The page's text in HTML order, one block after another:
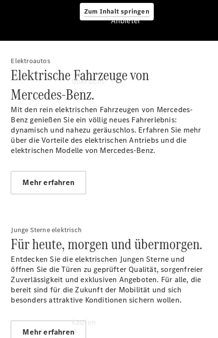
Zum Inhalt springen
Übersicht
Beratung
vereinbaren
Kaufen
Anbieter
Elektroautos
Elektrische Fahrzeuge von
Mercedes-Benz.
Mit den rein elektrischen Fahrzeugen von Mercedes-
Benz genießen Sie ein völlig neues Fahrerlebnis:
dynamisch und nahezu geräuschlos. Erfahren Sie mehr
über die Vorteile des elektrischen Antriebs und die
elektrischen Modelle von Mercedes-Benz.
Mehr erfahren
Junge Sterne elektrisch
Für heute, morgen und übermorgen.
Entdecken Sie die elektrischen Jungen Sterne und
öffnen Sie die Türen zu geprüfter Qualität, sorgenfreier
Zuverlässigkeit und exklusiven Angeboten. Für alle, die
bereit sind für die Zukunft der Mobilität und sich
besonders attraktive Konditionen sichern wollen.
Mehr erfahren